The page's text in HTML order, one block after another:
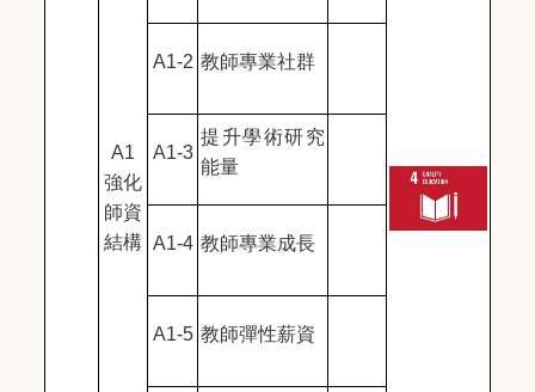
A1
強化
師資
結構
A1-2 教師專業社群
A1-3
提升學術研究
能量
A1-4 教師專業成長
A1-5 教師彈性薪資